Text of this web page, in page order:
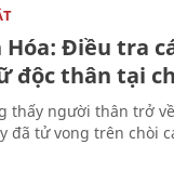
Hóa: Điều tra
độc thân tại
thấy người thân trở
đã tử vong trên chòi